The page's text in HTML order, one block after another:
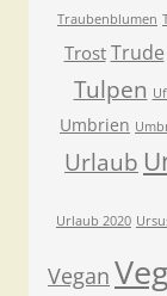
Traubenblumen
Trost Trude
Tulpen
Umbrien
Urlaub
Urlaub 2020
Vegan